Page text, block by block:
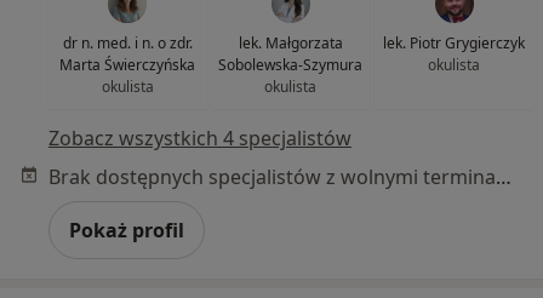
dr n. med. i n. o zdr.
Marta Świerczyńska
okulista
lek. Małgorzata
Sobolewska-Szymura
okulista
lek. Piotr Grygierczyk
okulista
Zobacz wszystkich 4 specjalistów
Brak dostępnych specjalistów z wolnymi terminami w tym centrum medycznym.
Pokaż profil